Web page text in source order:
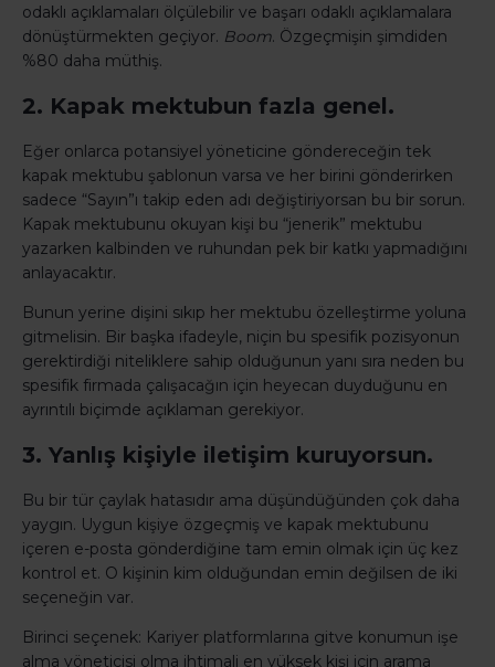
odaklı açıklamaları ölçülebilir ve başarı odaklı açıklamalara
dönüştürmekten geçiyor. Boom. Özgeçmişin şimdiden
%80 daha müthiş.
2. Kapak mektubun fazla genel.
Eğer onlarca potansiyel yöneticine göndereceğin tek
kapak mektubu şablonun varsa ve her birini gönderirken
sadece “Sayın”ı takip eden adı değiştiriyorsan bu bir sorun.
Kapak mektubunu okuyan kişi bu “jenerik” mektubu
yazarken kalbinden ve ruhundan pek bir katkı yapmadığını
anlayacaktır.
Bunun yerine dişini sıkıp her mektubu özelleştirme yoluna
gitmelisin. Bir başka ifadeyle, niçin bu spesifik pozisyonun
gerektirdiği niteliklere sahip olduğunun yanı sıra neden bu
spesifik firmada çalışacağın için heyecan duyduğunu en
ayrıntılı biçimde açıklaman gerekiyor.
3. Yanlış kişiyle iletişim kuruyorsun.
Bu bir tür çaylak hatasıdır ama düşündüğünden çok daha
yaygın. Uygun kişiye özgeçmiş ve kapak mektubunu
içeren e-posta gönderdiğine tam emin olmak için üç kez
kontrol et. O kişinin kim olduğundan emin değilsen de iki
seçeneğin var.
Birinci seçenek: Kariyer platformlarına gitve konumun işe
alma yöneticisi olma ihtimali en yüksek kişi için arama